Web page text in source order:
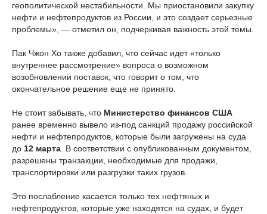
геополитической нестабильности. Мы приостановили закупку
нефти и нефтепродуктов из России, и это создает серьезные
проблемы», — отметил он, подчеркивая важность этой темы.
Пак Чжон Хо также добавил, что сейчас идет «только
внутреннее рассмотрение» вопроса о возможном
возобновлении поставок, что говорит о том, что
окончательное решение еще не принято.
Не стоит забывать, что Министерство финансов США
ранее временно вывело из-под санкций продажу российской
нефти и нефтепродуктов, которые были загружены на суда
до 12 марта . В соответствии с опубликованным документом,
разрешены транзакции, необходимые для продажи,
транспортировки или разгрузки таких грузов.
Это послабление касается только тех нефтяных и
нефтепродуктов, которые уже находятся на судах, и будет